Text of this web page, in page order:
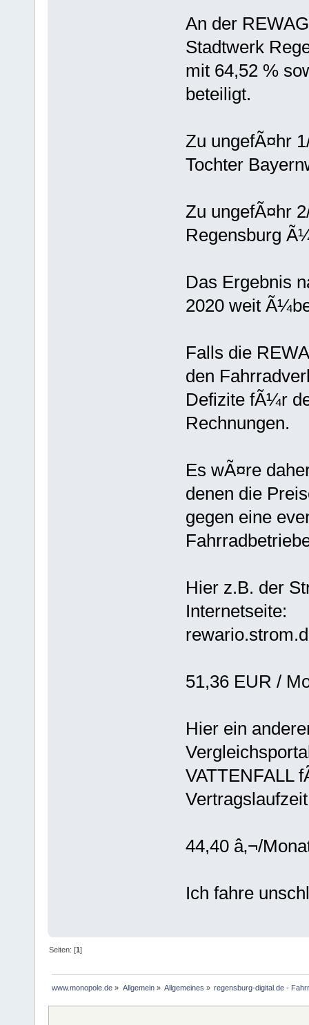
An der
Stadtwerk
mit 64,52 %
beteiligt.
Zu ungefÃ¤hr
Tochter
Zu ungefÃ¤hr
Regensburg
Das Ergebnis
2020 weit
Falls die
den
Defizite fÃ¼r
Rechnungen.
Es wÃ¤re
denen die
gegen eine
Hier z.B. der
Internetseite:
51,36 EUR /
Hier ein
VATTENFALL
44,40 â‚¬/
Ich fahre
Seiten: [1]
www.monopole.de » Allgemein» Allgemeines » regensburg-digital.de -